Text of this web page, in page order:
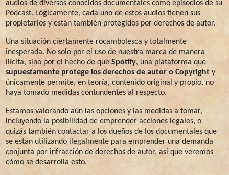
audios de diversos conocidos documentales como episodios de su
Podcast. Lógicamente, cada uno de estos audios tienen sus
propietarios y están también protegidos por derechos de autor.
Una situación ciertamente rocambolesca y totalmente
inesperada. No solo por el uso de nuestra marca de manera
ilícita, sino por el hecho de que Spotify, una plataforma que
supuestamente protege los derechos de autor o Copyright y
únicamente permite, en teoría, contenido original y propio, no
haya tomado medidas contundentes al respecto.
Estamos valorando aún las opciones y las medidas a tomar,
incluyendo la posibilidad de emprender acciones legales, o
quizás también contactar a los dueños de los documentales que
se están utilizando ilegalmente para emprender una demanda
conjunta por infracción de derechos de autor, así que veremos
cómo se desarrolla esto.